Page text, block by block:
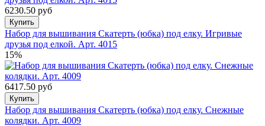
6230.50 руб
Купить
Набор для вышивания Скатерть (юбка) под елку. Игривые
друзья под елкой. Арт. 4015
15%
6417.50 руб
Купить
Набор для вышивания Скатерть (юбка) под елку. Снежные
колядки. Арт. 4009